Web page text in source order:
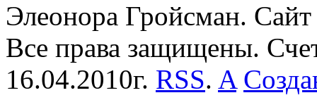
Элеонора Гройсман.
Все права защищены.
16.04.2010г. RSS. A